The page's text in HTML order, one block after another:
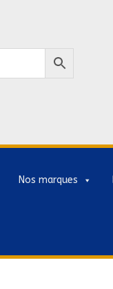
Nos marques